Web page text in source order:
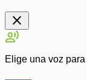
close
record_voice_over
Elige una voz